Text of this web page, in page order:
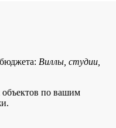
Виллы, студии,
объектов по вашим